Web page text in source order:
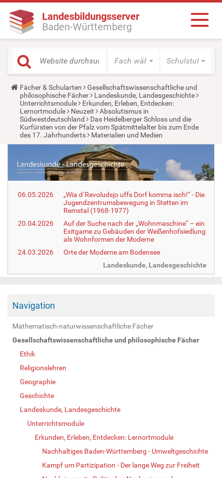
Landesbildungsserver
Baden-Württemberg
Fach wählen Schulstufe
Y
o
u
a
r
e
h
e
:
Fächer & Schularten
Gesellschaftswissenschaftliche und
philosophische Fächer
Landeskunde, Landesgeschichte
Unterrichtsmodule
Erkunden, Erleben, Entdecken:
Lernortmodule
Neuzeit
Absolutismus in
Südwestdeutschland
Das Heidelberger Schloss und die
Kurfürsten von der Pfalz vom Spätmittelalter bis zum Ende
des 17. Jahrhunderts
Materialien und Medien
06.05.2026
„Wia d´Revoludsjo uffs Dorf komma isch!“ - Die
Jugendzentrumsbewegung in Stetten im
Remstal (1968-1977)
20.04.2026
Auf der Suche nach der „Wohnmaschine“ – ein
Exitgame zu Gebäuden der Weißenhofsiedlung
als Wohnformen der Moderne
24.03.2026
Orte der Moderne am Bodensee
Landeskunde, Landesgeschichte
Navigation
Mathematisch-naturwissenschaftliche Fächer
Gesellschaftswissenschaftliche und philosophische Fächer
Ethik
Religionslehren
Geographie
Geschichte
Landeskunde, Landesgeschichte
Unterrichtsmodule
Erkunden, Erleben, Entdecken: Lernortmodule
Nachhaltiges Baden-Württemberg - Umweltgeschichte
Kampf um Partizipation - Der lange Weg zur Freiheit